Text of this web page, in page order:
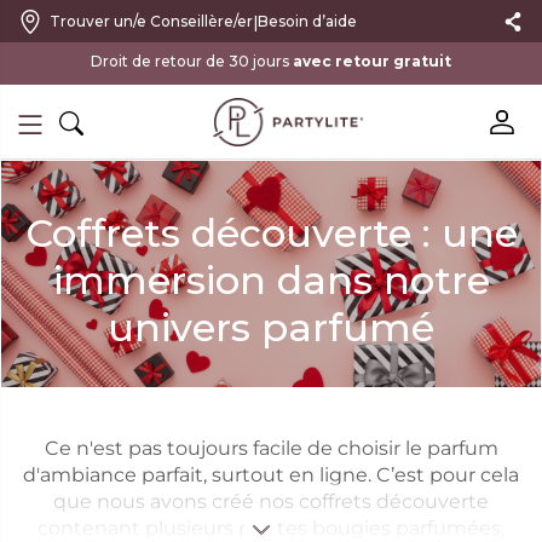
Trouver un/e Conseillère/er|Besoin d’aide
avec retour gratuit
Coffrets découverte : une
immersion dans notre
univers parfumé
Ce n'est pas toujours facile de choisir le parfum
d'ambiance parfait, surtout en ligne. C’est pour cela
que nous avons créé nos coffrets découverte
contenant plusieurs petites bougies parfumées,